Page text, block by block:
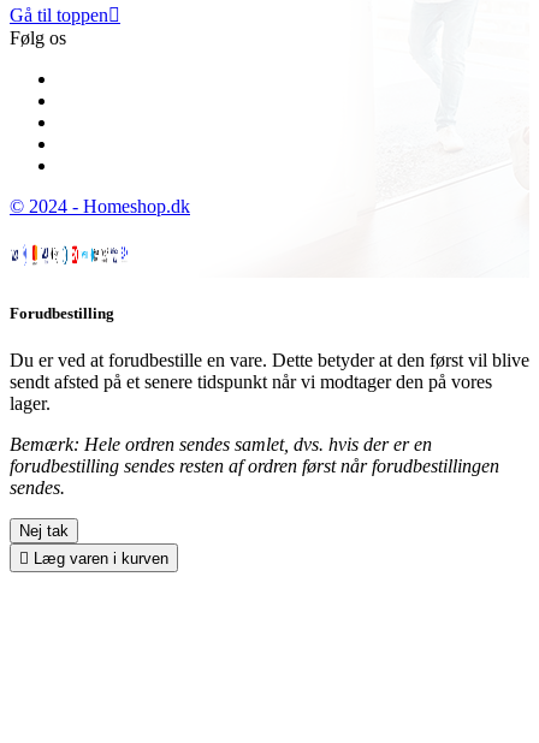
Gå til toppen
Følg os
© 2024 - Homeshop.dk
Forudbestilling
Du er ved at forudbestille en vare. Dette betyder at den først vil blive
sendt afsted på et senere tidspunkt når vi modtager den på vores
lager.
Bemærk: Hele ordren sendes samlet, dvs. hvis der er en
forudbestilling sendes resten af ordren først når forudbestillingen
sendes.
Nej tak
 Læg varen i kurven